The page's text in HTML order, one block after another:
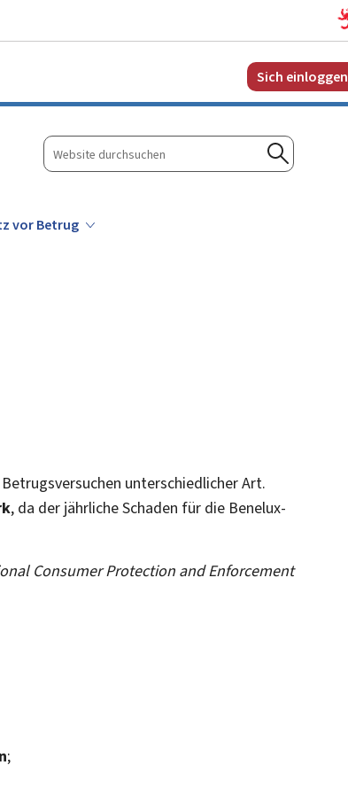
Sich einloggen
Website
durchsuchen
Suchen
vor Betrug
unterschiedlicher Art.
, da der jährliche Schaden für die Benelux-
Consumer Protection and Enforcement
;